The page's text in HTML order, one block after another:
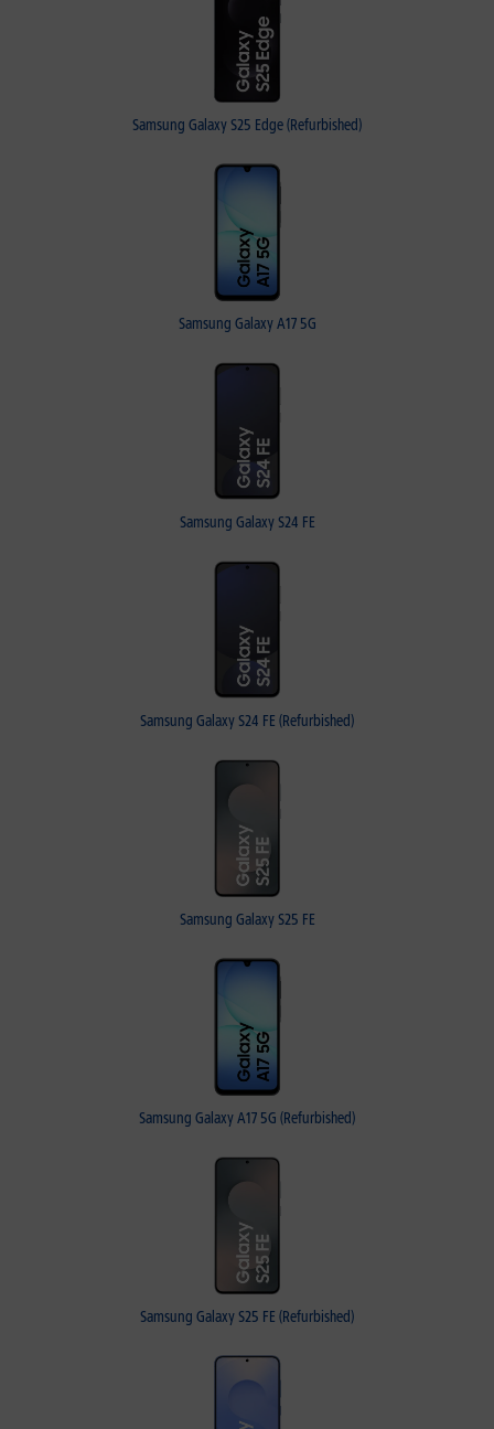
Samsung Galaxy S25 Edge (Refurbished)
Samsung Galaxy A17 5G
Samsung Galaxy S24 FE
Samsung Galaxy S24 FE (Refurbished)
Samsung Galaxy S25 FE
Samsung Galaxy A17 5G (Refurbished)
Samsung Galaxy S25 FE (Refurbished)